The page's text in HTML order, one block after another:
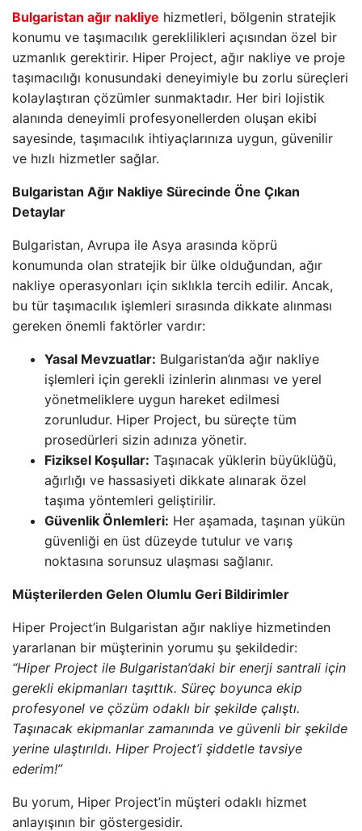
Bulgaristan ağır nakliye hizmetleri, bölgenin stratejik
konumu ve taşımacılık gereklilikleri açısından özel bir
uzmanlık gerektirir. Hiper Project, ağır nakliye ve proje
taşımacılığı konusundaki deneyimiyle bu zorlu süreçleri
kolaylaştıran çözümler sunmaktadır. Her biri lojistik
alanında deneyimli profesyonellerden oluşan ekibi
sayesinde, taşımacılık ihtiyaçlarınıza uygun, güvenilir
ve hızlı hizmetler sağlar.
Bulgaristan Ağır Nakliye Sürecinde Öne Çıkan
Detaylar
Bulgaristan, Avrupa ile Asya arasında köprü
konumunda olan stratejik bir ülke olduğundan, ağır
nakliye operasyonları için sıklıkla tercih edilir. Ancak,
bu tür taşımacılık işlemleri sırasında dikkate alınması
gereken önemli faktörler vardır:
Yasal Mevzuatlar: Bulgaristan’da ağır nakliye
işlemleri için gerekli izinlerin alınması ve yerel
yönetmeliklere uygun hareket edilmesi
zorunludur. Hiper Project, bu süreçte tüm
prosedürleri sizin adınıza yönetir.
Fiziksel Koşullar: Taşınacak yüklerin büyüklüğü,
ağırlığı ve hassasiyeti dikkate alınarak özel
taşıma yöntemleri geliştirilir.
Güvenlik Önlemleri: Her aşamada, taşınan yükün
güvenliği en üst düzeyde tutulur ve varış
noktasına sorunsuz ulaşması sağlanır.
Müşterilerden Gelen Olumlu Geri Bildirimler
Hiper Project’in Bulgaristan ağır nakliye hizmetinden
yararlanan bir müşterinin yorumu şu şekildedir:
“Hiper Project ile Bulgaristan’daki bir enerji santrali için
gerekli ekipmanları taşıttık. Süreç boyunca ekip
profesyonel ve çözüm odaklı bir şekilde çalıştı.
Taşınacak ekipmanlar zamanında ve güvenli bir şekilde
yerine ulaştırıldı. Hiper Project’i şiddetle tavsiye
ederim!”
Bu yorum, Hiper Project’in müşteri odaklı hizmet
anlayışının bir göstergesidir.